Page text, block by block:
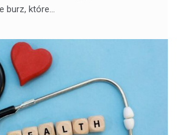
burz, które…